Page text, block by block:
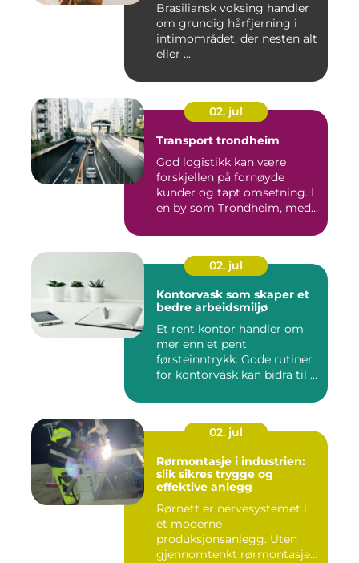
Brasiliansk voksing handler
om grundig hårfjerning i
intimområdet, der nesten alt
eller ...
02. jul
Transport trondheim
God logistikk kan være
forskjellen på fornøyde
kunder og tapt omsetning. I
en by som Trondheim, med
02. jul
Kontorvask som skaper et
bedre arbeidsmiljø
Et rent kontor handler om
mer enn et pent
førsteinntrykk. Gode rutiner
for kontorvask kan bidra til ...
02. jul
Rørmontasje i industrien:
slik sikres trygge og
effektive anlegg
Rørnett er nervesystemet i
et moderne
produksjonsanlegg. Uten
gjennomtenkt rørmontasje